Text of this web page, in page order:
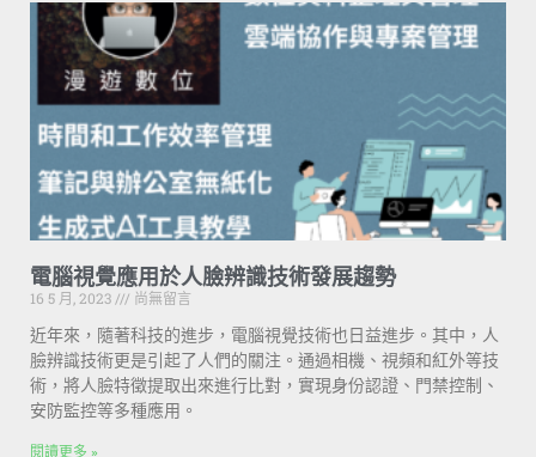
電腦視覺應用於人臉辨識技術發展趨勢
16 5 月, 2023
尚無留言
近年來，隨著科技的進步，電腦視覺技術也日益進步。其中，人
臉辨識技術更是引起了人們的關注。通過相機、視頻和紅外等技
術，將人臉特徵提取出來進行比對，實現身份認證、門禁控制、
安防監控等多種應用。
閱讀更多 »